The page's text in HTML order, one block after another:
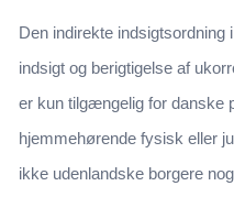
Den indirekte
indsigt og berigtigelse af
er kun tilgængelig for danske
hjemmehørende fysisk eller
ikke udenlandske borgere